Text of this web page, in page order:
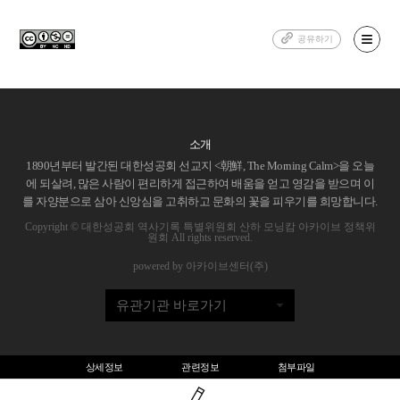
공유하기
상세정보 관련정보 첨부파일
소개
1890년부터 발간된 대한성공회 선교지 <朝鮮, The Morning Calm>을 오늘
에 되살려, 많은 사람이 편리하게 접근하여 배움을 얻고 영감을 받으며 이
를 자양분으로 삼아 신앙심을 고취하고 문화의 꽃을 피우기를 희망합니다.
Copyright © 대한성공회 역사기록 특별위원회 산하 모닝캄 아카이브 정책위
원회 All rights reserved.
powered by 아카이브센터(주)
유관기관 바로가기